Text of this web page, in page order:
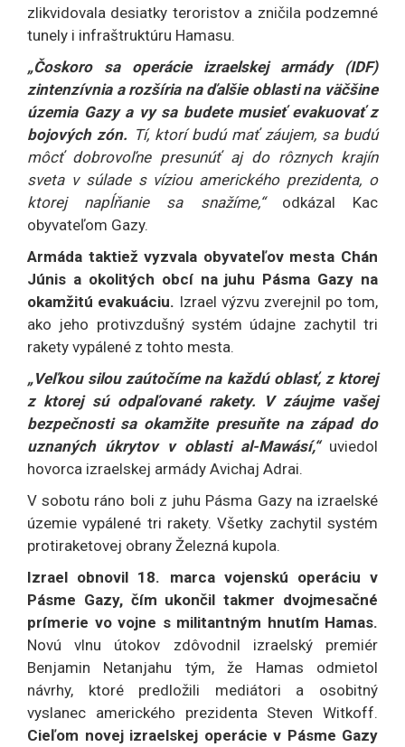
zlikvidovala desiatky teroristov a zničila podzemné
tunely i infraštruktúru Hamasu.
„Čoskoro sa operácie izraelskej armády (IDF)
zintenzívnia a rozšíria na ďalšie oblasti na väčšine
územia Gazy a vy sa budete musieť evakuovať z
bojových zón. Tí, ktorí budú mať záujem, sa budú
môcť dobrovoľne presunúť aj do rôznych krajín
sveta v súlade s víziou amerického prezidenta, o
ktorej napĺňanie sa snažíme,“odkázal Kac
obyvateľom Gazy.
Armáda taktiež vyzvala obyvateľov mesta Chán
Júnis a okolitých obcí na juhu Pásma Gazy na
okamžitú evakuáciu. Izrael výzvu zverejnil po tom,
ako jeho protivzdušný systém údajne zachytil tri
rakety vypálené z tohto mesta.
„Veľkou silou zaútočíme na každú oblasť, z ktorej
z ktorej sú odpaľované rakety. V záujme vašej
bezpečnosti sa okamžite presuňte na západ do
uznaných úkrytov v oblasti al-Mawásí,“ uviedol
hovorca izraelskej armády Avichaj Adrai.
V sobotu ráno boli z juhu Pásma Gazy na izraelské
územie vypálené tri rakety. Všetky zachytil systém
protiraketovej obrany Železná kupola.
Izrael obnovil 18. marca vojenskú operáciu v
Pásme Gazy, čím ukončil takmer dvojmesačné
prímerie vo vojne s militantným hnutím Hamas.
Novú vlnu útokov zdôvodnil izraelský premiér
Benjamin Netanjahu tým, že Hamas odmietol
návrhy, ktoré predložili mediátori a osobitný
vyslanec amerického prezidenta Steven Witkoff.
Cieľom novej izraelskej operácie v Pásme Gazy